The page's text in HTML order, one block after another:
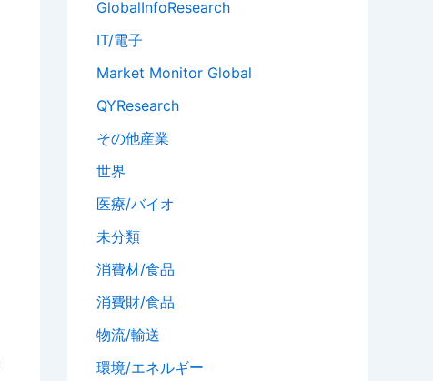
GlobalInfoResearch
IT/電子
Market Monitor Global
QYResearch
その他産業
世界
医療/バイオ
未分類
消費材/食品
消費財/食品
物流/輸送
環境/エネルギー